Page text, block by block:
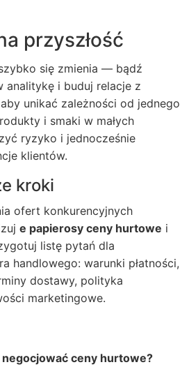
przyszłość
się zmienia — bądź
analitykę i buduj relacje z
unikać zależności od jednego
i smaki w małych
ryzyko i jednocześnie
klientów.
kroki
ofert konkurencyjnych
e papierosy ceny hurtowe i
listę pytań dla
handlowego: warunki płatności,
dostawy, polityka
marketingowe.
negocjować ceny hurtowe?